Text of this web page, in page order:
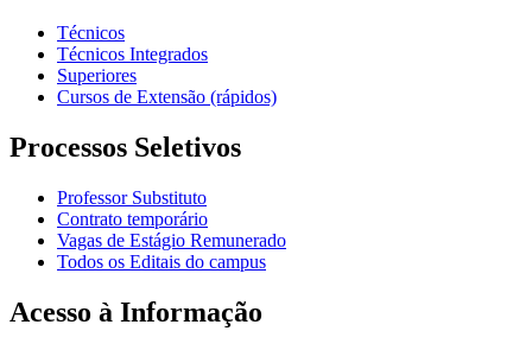
Técnicos
Técnicos Integrados
Superiores
Cursos de Extensão (rápidos)
Processos Seletivos
Professor Substituto
Contrato temporário
Vagas de Estágio Remunerado
Todos os Editais do campus
Acesso à Informação